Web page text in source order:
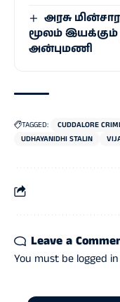
அரசு
மூலம்
அன்புமணி
TAGGED: CUDDALORE
UDHAYANIDHI STALIN
Leave a
You must be logged in